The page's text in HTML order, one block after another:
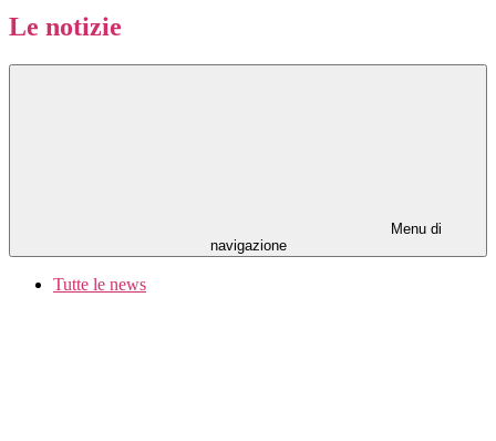
Le notizie
Menu di
navigazione
Tutte le news